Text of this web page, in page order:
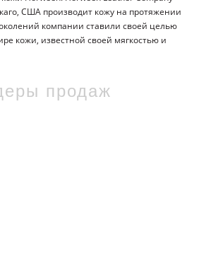
США производит кожу на протяжении
компании ставили своей целью
кожи, известной своей мягкостью и
продаж